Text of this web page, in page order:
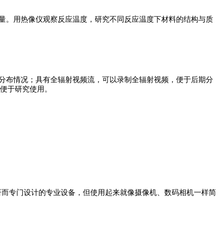
用热像仪观察反应温度，研究不同反应温度下材料的结构与质
情况；具有全辐射视频流，可以录制全辐射视频，便于后期分
于研究使用。
专门设计的专业设备，但使用起来就像摄像机、数码相机一样简